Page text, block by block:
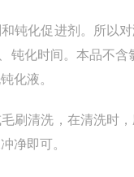
化促进剂。所以对
钝化时间。本品不
化液。
清洗，在清洗时，
净即可。